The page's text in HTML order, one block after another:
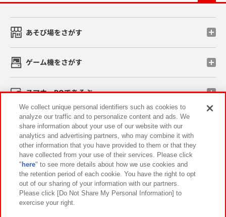
あそび場をさがす
ゲーム機をさがす
スマホ・PCであそぶ
イベント・キャンペーン
関連会社 サステナビリティ サイトポリシー
プライバシーポリシー ウェブアクセシビリティ方針と検証結果
お取引先さまとともに
We collect unique personal identifiers such as cookies to
analyze our traffic and to personalize content and ads. We
share information about your use of our website with our
analytics and advertising partners, who may combine it with
other information that you have provided to them or that they
have collected from your use of their services. Please click
" here" to see more details about how we use cookies and
the retention period of each cookie. You have the right to opt
out of our sharing of your information with our partners.
Please click [Do Not Share My Personal Information] to
exercise your right.